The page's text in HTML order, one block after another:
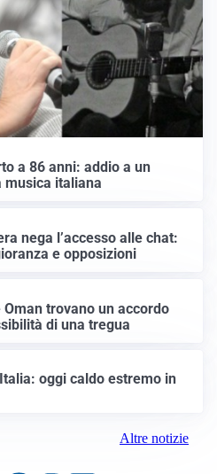
a 86 anni: addio a un
musica italiana
nega l’accesso alle chat:
e opposizioni
trovano un accordo
di una tregua
oggi caldo estremo in
Altre notizie